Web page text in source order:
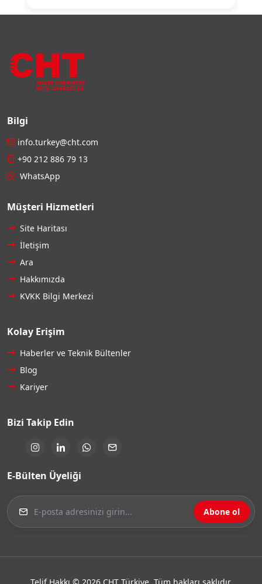
Bilgi
info.turkey@cht.com
+90 212 886 79 13
WhatsApp
Müşteri Hizmetleri
Site Haritası
İletişim
Ara
Hakkımızda
KVKK Bilgi Merkezi
Kolay Erişim
Haberler ve Teknik Bültenler
Blog
Kariyer
Bizi Takip Edin
E-Bülten Üyeliği
Abone ol